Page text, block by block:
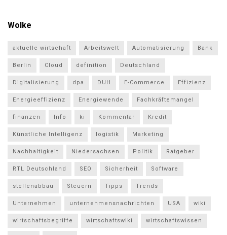
Wolke
aktuelle wirtschaft Arbeitswelt Automatisierung Bank
Berlin Cloud definition Deutschland
Digitalisierung dpa DUH E-Commerce Effizienz
Energieeffizienz Energiewende Fachkräftemangel
finanzen Info ki Kommentar Kredit
Künstliche Intelligenz logistik Marketing
Nachhaltigkeit Niedersachsen Politik Ratgeber
RTL Deutschland SEO Sicherheit Software
stellenabbau Steuern Tipps Trends
Unternehmen unternehmensnachrichten USA wiki
wirtschaftsbegriffe wirtschaftswiki wirtschaftswissen